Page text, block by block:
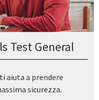
Test General
aiuta a prendere
sicurezza.